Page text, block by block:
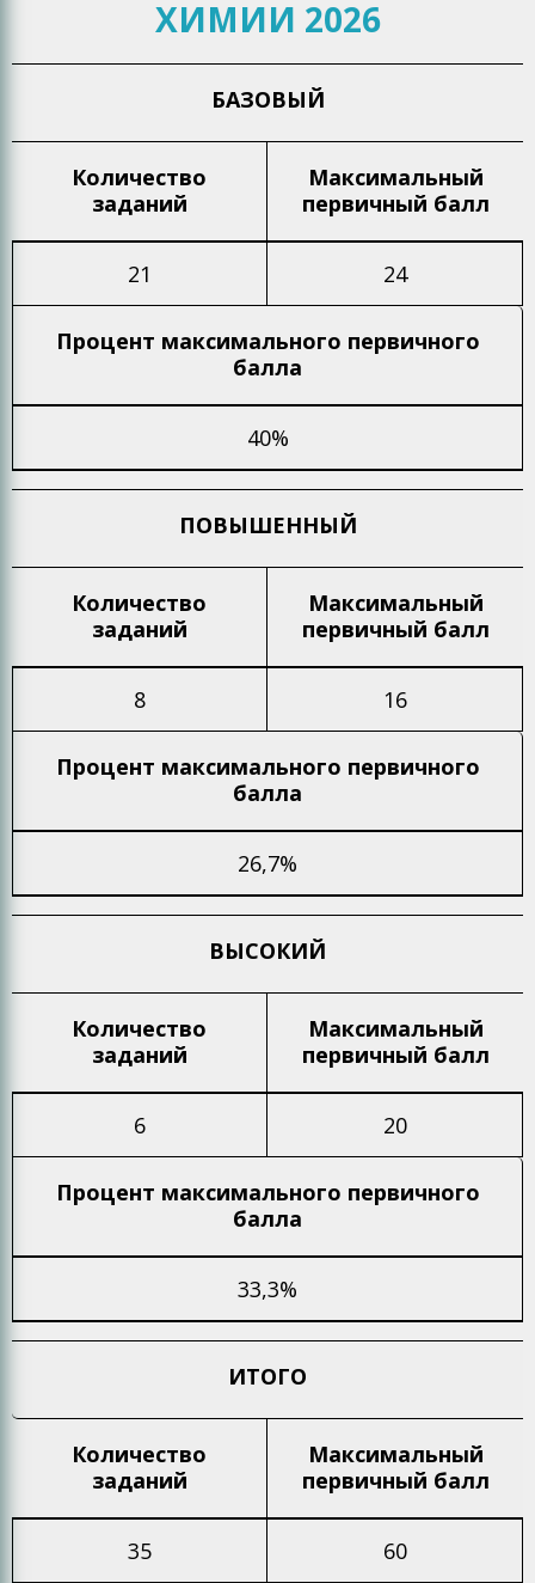
ХИМИИ 2026
БАЗОВЫЙ
Количество
заданий
Максимальный
первичный балл
21 24
Процент максимального первичного
балла
40%
ПОВЫШЕННЫЙ
Количество
заданий
Максимальный
первичный балл
8 16
Процент максимального первичного
балла
26,7%
ВЫСОКИЙ
Количество
заданий
Максимальный
первичный балл
6 20
Процент максимального первичного
балла
33,3%
ИТОГО
Количество
заданий
Максимальный
первичный балл
35 60